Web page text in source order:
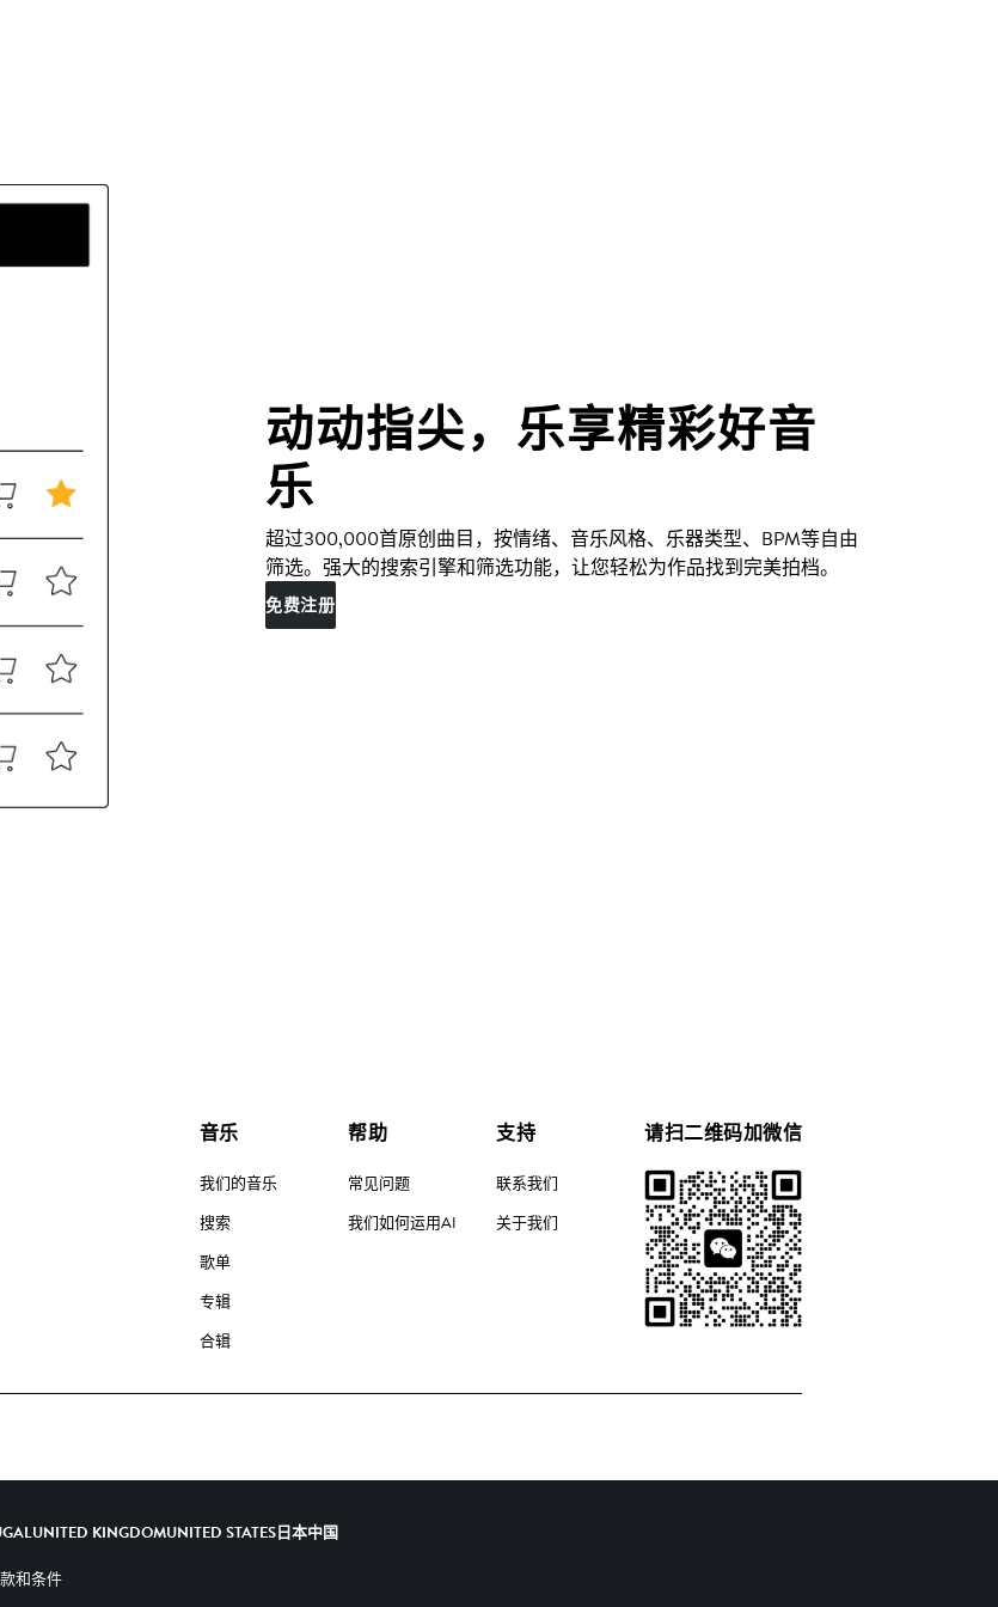
动动指尖，乐享精彩好音
乐
超过300,000首原创曲目，按情绪、音乐风格、乐器类型、BPM等自由
筛选。强大的搜索引擎和筛选功能，让您轻松为作品找到完美拍档。
免费注册
音乐
我们的音乐
搜索
歌单
专辑
合辑
帮助
常见问题
我们如何运用AI
支持
联系我们
关于我们
请扫二维码加微信
UNITED KINGDOMUNITED STATES日本中国
和条件